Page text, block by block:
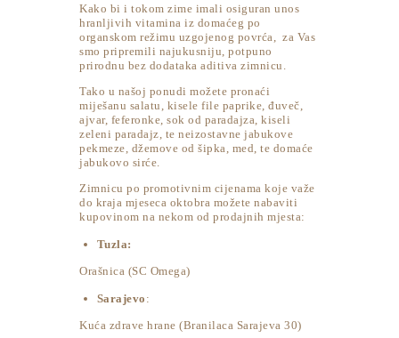
Kako bi i tokom zime imali osiguran unos
hranljivih vitamina iz domaćeg po
organskom režimu uzgojenog povrća, za Vas
smo pripremili najukusniju, potpuno
prirodnu bez dodataka aditiva zimnicu.
Tako u našoj ponudi možete pronaći
miješanu salatu, kisele file paprike, đuveč,
ajvar, feferonke, sok od paradajza, kiseli
zeleni paradajz, te neizostavne jabukove
pekmeze, džemove od šipka, med, te domaće
jabukovo sirće.
Zimnicu po promotivnim cijenama koje važe
do kraja mjeseca oktobra možete nabaviti
kupovinom na nekom od prodajnih mjesta:
Tuzla:
Orašnica (SC Omega)
Sarajevo :
Kuća zdrave hrane (Branilaca Sarajeva 30)